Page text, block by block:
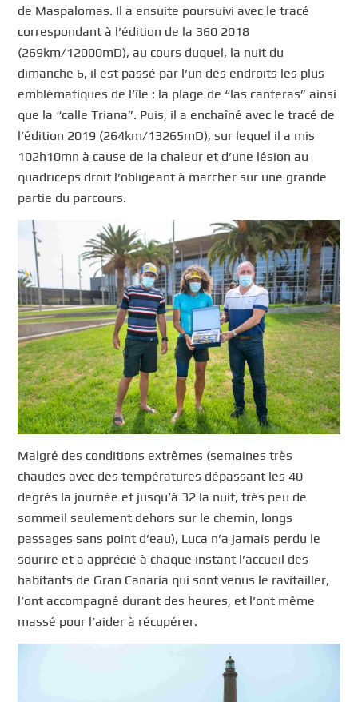
de Maspalomas. Il a ensuite poursuivi avec le tracé
correspondant à l’édition de la 360 2018
(269km/12000mD), au cours duquel, la nuit du
dimanche 6, il est passé par l’un des endroits les plus
emblématiques de l’île : la plage de “las canteras” ainsi
que la “calle Triana”. Puis, il a enchaîné avec le tracé de
l’édition 2019 (264km/13265mD), sur lequel il a mis
102h10mn à cause de la chaleur et d’une lésion au
quadriceps droit l’obligeant à marcher sur une grande
partie du parcours.
Malgré des conditions extrêmes (semaines très
chaudes avec des températures dépassant les 40
degrés la journée et jusqu’à 32 la nuit, très peu de
sommeil seulement dehors sur le chemin, longs
passages sans point d’eau), Luca n’a jamais perdu le
sourire et a apprécié à chaque instant l’accueil des
habitants de Gran Canaria qui sont venus le ravitailler,
l’ont accompagné durant des heures, et l’ont même
massé pour l’aider à récupérer.